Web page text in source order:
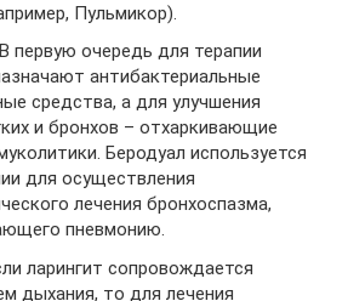
Пульмикор).
первую очередь для терапии
антибактериальные
средства, а для улучшения
и бронхов – отхаркивающие
Беродуал используется
для осуществления
лечения бронхоспазма,
пневмонию.
ларингит сопровождается
дыхания, то для лечения